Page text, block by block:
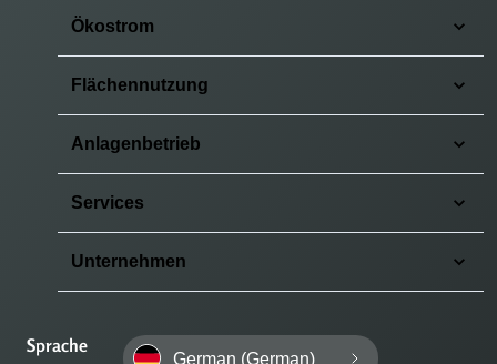
Ökostrom
Flächennutzung
Anlagenbetrieb
Services
Unternehmen
Sprache
German (German)